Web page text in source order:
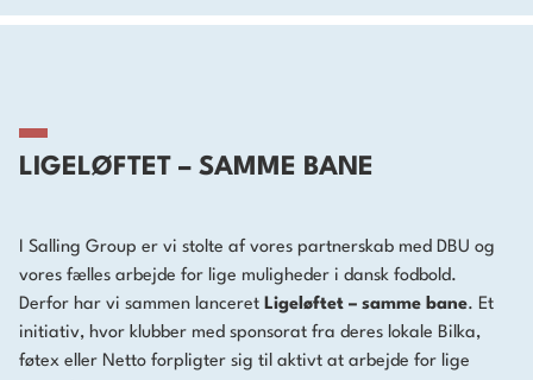
LIGELØFTET – SAMME BANE
I Salling Group er vi stolte af vores partnerskab med DBU og
vores fælles arbejde for lige muligheder i dansk fodbold.
Derfor har vi sammen lanceret Ligeløftet – samme bane. Et
initiativ, hvor klubber med sponsorat fra deres lokale Bilka,
føtex eller Netto forpligter sig til aktivt at arbejde for lige